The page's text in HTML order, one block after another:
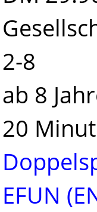
2-8
ab 8
20
EFUN